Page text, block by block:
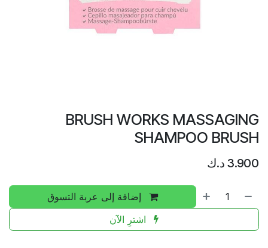
BRUSH WORKS MASSAGING
SHAMPOO BRUSH
3.900 د.ك
إضافة إلى عربة التسوق
اشترِ الآن